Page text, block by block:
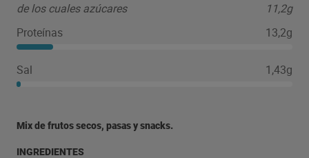
de los cuales azúcares
11,2g
Proteínas
13,2g
Sal 1,43g
Mix de frutos secos, pasas y snacks.
INGREDIENTES